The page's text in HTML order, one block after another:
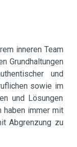
inneren Team
Grundhaltungen
und
sowie im
und Lösungen
haben immer mit
Abgrenzung zu